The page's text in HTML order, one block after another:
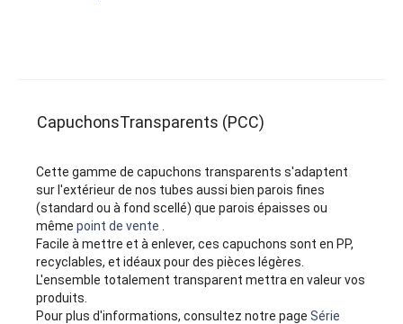
CapuchonsTransparents (PCC)
Cette gamme de capuchons transparents s'adaptent
sur l'extérieur de nos tubes aussi bien parois fines
(standard ou à fond scellé) que parois épaisses ou
mêmepoint de vente
Facile à mettre et à enlever, ces capuchons sont en PP,
recyclables, et idéaux pour des pièces légères.
L'ensemble totalement transparent mettra en valeur vos
produits.
Pour plus d'informations, consultez notre pageSérie